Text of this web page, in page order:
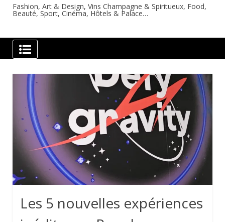
Fashion, Art & Design, Vins Champagne & Spiritueux, Food,
Beauté, Sport, Cinéma, Hôtels & Palace…
Les 5 nouvelles expériences